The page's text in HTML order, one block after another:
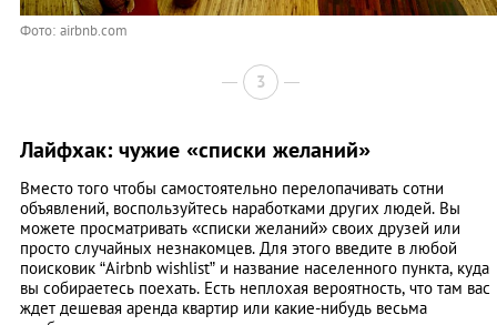
Фото: airbnb.com
3
Лайфхак: чужие «списки желаний»
Вместо того чтобы самостоятельно перелопачивать сотни
объявлений, воспользуйтесь наработками других людей. Вы
можете просматривать «списки желаний» своих друзей или
просто случайных незнакомцев. Для этого введите в любой
поисковик “Airbnb wishlist” и название населенного пункта, куда
вы собираетесь поехать. Есть неплохая вероятность, что там вас
ждет дешевая аренда квартир или какие-нибудь весьма